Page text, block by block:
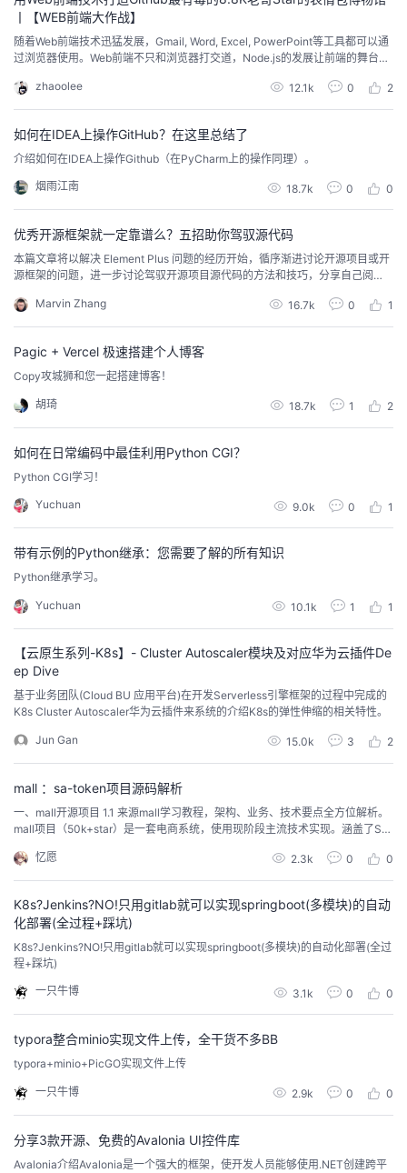
丨【WEB前端大作战】
随着Web前端技术迅猛发展，Gmail, Word, Excel, PowerPoint等工具都可以通
过浏览器使用。Web前端不只和浏览器打交道，Node.js的发展让前端的舞台进
程， 还能配合Github，做出喜闻乐见的表情包开源项目。 本文提到的开源代码
仓库https://github.com/z...
zhaoolee 12.1k 0 2
如何在IDEA上操作GitHub？在这里总结了
介绍如何在IDEA上操作Github（在PyCharm上的操作同理）。
烟雨江南 18.7k 0 0
优秀开源框架就一定靠谱么？五招助你驾驭源代码
本篇文章将以解决 Element Plus 问题的经历开始，循序渐进讨论开源项目或开
源框架的问题，进一步讨论驾驭开源项目源代码的方法和技巧，分享自己阅
Marvin Zhang
16.7k 0 1
Pagic + Vercel 极速搭建个人博客
Copy攻城狮和您一起搭建博客！
胡琦 18.7k 1 2
如何在日常编码中最佳利用Python CGI？
Python CGI学习！
Yuchuan 9.0k 0 1
带有示例的Python继承：您需要了解的所有知识
Python继承学习。
Yuchuan 10.1k 1 1
【云原生系列-K8s】- Cluster Autoscaler模块及对应华为云插件De
ep Dive
基于业务团队(Cloud BU 应用平台)在开发Serverless引擎框架的过程中完成的
K8s Cluster Autoscaler华为云插件来系统的介绍K8s的弹性伸缩的相关特性。
Jun Gan 15.0k 3 2
mall ：sa-token项目源码解析
一、mall开源项目 1.1 来源mall学习教程，架构、业务、技术要点全方位解析。
mall项目（50k+star）是一套电商系统，使用现阶段主流技术实现。涵盖了Spr
is 5.0、MongoDB 4.2.5、Mysql5.7等技术，采用Docker容器化部...
忆愿 2.3k 0 0
K8s?Jenkins?NO!只用gitlab就可以实现springboot(多模块)的自动
化部署(全过程+踩坑)
K8s?Jenkins?NO!只用gitlab就可以实现springboot(多模块)的自动化部署(全过
程+踩坑)
一只牛博 3.1k 0 0
typora整合minio实现文件上传，全干货不多BB
typora+minio+PicGO实现文件上传
一只牛博 2.9k 0 0
分享3款开源、免费的Avalonia UI控件库
Avalonia介绍Avalonia是一个强大的框架，使开发人员能够使用.NET创建跨平